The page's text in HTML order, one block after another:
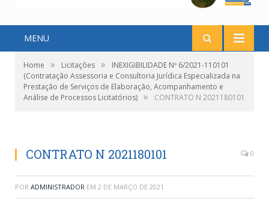
MENU
Home » Licitações »
INEXIGIBILIDADE Nº 6/2021-110101
(Contratação Assessoria e Consultoria Jurídica Especializada na
Prestação de Serviços de Elaboração, Acompanhamento e
Análise de Processos Licitatórios) » CONTRATO N 2021180101
CONTRATO N 2021180101 0
POR ADMINISTRADOR EM 2 DE MARÇO DE 2021